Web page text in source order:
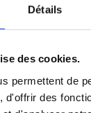
Détails
des cookies.
permettent de
d'offrir des